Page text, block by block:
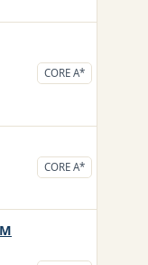
CORE A*
CORE A*